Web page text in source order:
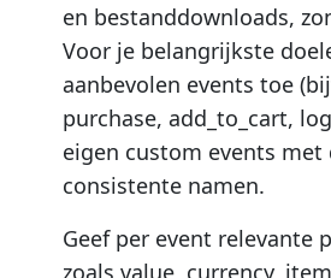
en bestanddownloads,
Voor je belangrijkste
aanbevolen events toe
purchase, add_to_cart,
eigen custom events met
consistente namen.
Geef per event relevante
zoals value, currency,